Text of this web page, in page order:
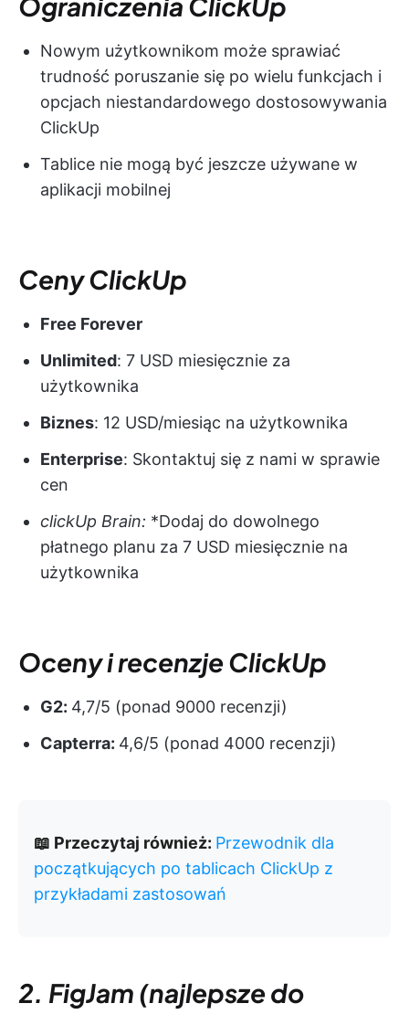
Nowym użytkownikom może sprawiać
trudność poruszanie się po wielu funkcjach i
opcjach niestandardowego dostosowywania
ClickUp
Tablice nie mogą być jeszcze używane w
aplikacji mobilnej
Ceny ClickUp
Free Forever
Unlimited: 7 USD miesięcznie za
użytkownika
Biznes: 12 USD/miesiąc na użytkownika
Enterprise: Skontaktuj się z nami w sprawie
cen
clickUp Brain: *Dodaj do dowolnego
płatnego planu za 7 USD miesięcznie na
użytkownika
Oceny i recenzje ClickUp
G2: 4,7/5 (ponad 9000 recenzji)
Capterra: 4,6/5 (ponad 4000 recenzji)
📖 Przeczytaj również: Przewodnik dla
początkujących po tablicach ClickUp z
przykładami zastosowań
2. FigJam (najlepsze do